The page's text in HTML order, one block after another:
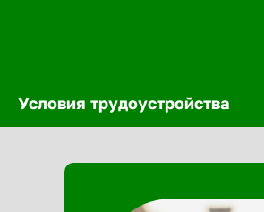
Условия трудоустройства